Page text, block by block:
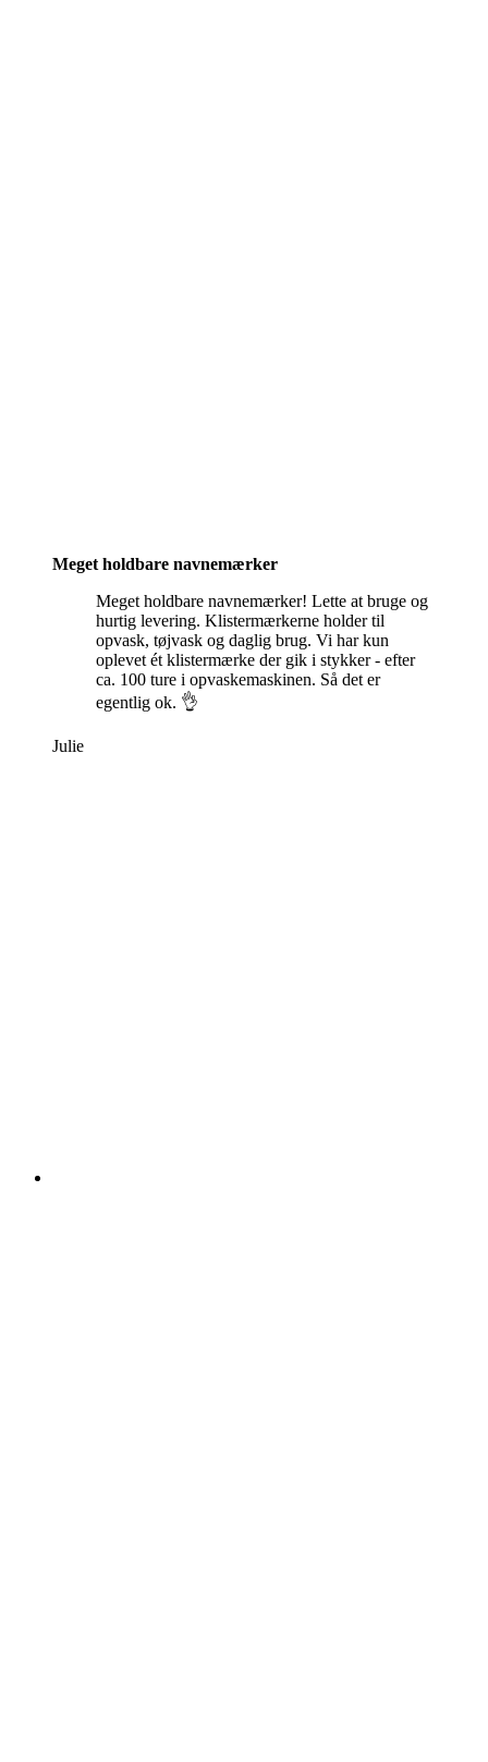
Meget holdbare navnemærker
Meget holdbare navnemærker! Lette at bruge og
hurtig levering. Klistermærkerne holder til
opvask, tøjvask og daglig brug. Vi har kun
oplevet ét klistermærke der gik i stykker - efter
ca. 100 ture i opvaskemaskinen. Så det er
egentlig ok. 👌
Julie